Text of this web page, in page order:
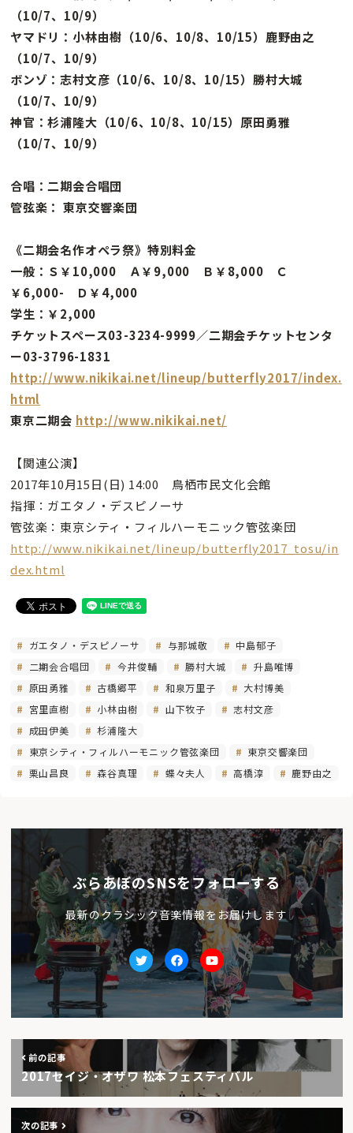
（10/7、10/9）
ヤマドリ：小林由樹（10/6、10/8、10/15）鹿野由之
（10/7、10/9）
ボンゾ：志村文彦（10/6、10/8、10/15）勝村大城
（10/7、10/9）
神官：杉浦隆大（10/6、10/8、10/15）原田勇雅
（10/7、10/9）
合唱：二期会合唱団
管弦楽： 東京交響楽団
《二期会名作オペラ祭》特別料金
一般：Ｓ￥10,000 Ａ￥9,000 Ｂ￥8,000 Ｃ
￥6,000- Ｄ￥4,000
学生：￥2,000
チケットスペース03-3234-9999／二期会チケットセンタ
ー03-3796-1831
http://www.nikikai.net/lineup/butterfly2017/index.
html
東京二期会 http://www.nikikai.net/
【関連公演】
2017年10月15日(日) 14:00 鳥栖市民文化会館
指揮：ガエタノ・デスピノーサ
管弦楽：東京シティ・フィルハーモニック管弦楽団
http://www.nikikai.net/lineup/butterfly2017_tosu/in
dex.html
ガエタノ・デスピノーサ 与那城敬
中島郁子
二期会合唱団
今井俊輔 勝村大城
升島唯博
原田勇雅
古橋郷平 和泉万里子
大村博美
宮里直樹
小林由樹 山下牧子
志村文彦
成田伊美
杉浦隆大
東京シティ・フィルハーモニック管弦楽団
東京交響楽団
栗山昌良
森谷真理 蝶々夫人 高橋淳 鹿野由之
ぶらあぼのSNSをフォローする
最新のクラシック音楽情報をお届けします
TwitterfacebookYoutube
前の記事
2017セイジ・オザワ 松本フェスティバル
次の記事